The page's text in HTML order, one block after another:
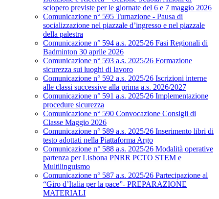
sciopero previste per le giornate del 6 e 7 maggio 2026
Comunicazione n° 595 Turnazione - Pausa di
socializzazione nel piazzale d’ingresso e nel piazzale
della palestra
Comunicazione n° 594 a.s. 2025/26 Fasi Regionali di
Badminton 30 aprile 2026
Comunicazione n° 593 a.s. 2025/26 Formazione
sicurezza sui luoghi di lavoro
Comunicazione n° 592 a.s. 2025/26 Iscrizioni interne
alle classi successive alla prima a.s. 2026/2027
Comunicazione n° 591 a.s. 2025/26 Implementazione
procedure sicurezza
Comunicazione n° 590 Convocazione Consigli di
Classe Maggio 2026
Comunicazione n° 589 a.s. 2025/26 Inserimento libri di
testo adottati nella Piattaforma Argo
Comunicazione n° 588 a.s. 2025/26 Modalità operative
partenza per Lisbona PNRR PCTO STEM e
Multilinguismo
Comunicazione n° 587 a.s. 2025/26 Partecipazione al
“Giro d’Italia per la pace”- PREPARAZIONE
MATERIALI